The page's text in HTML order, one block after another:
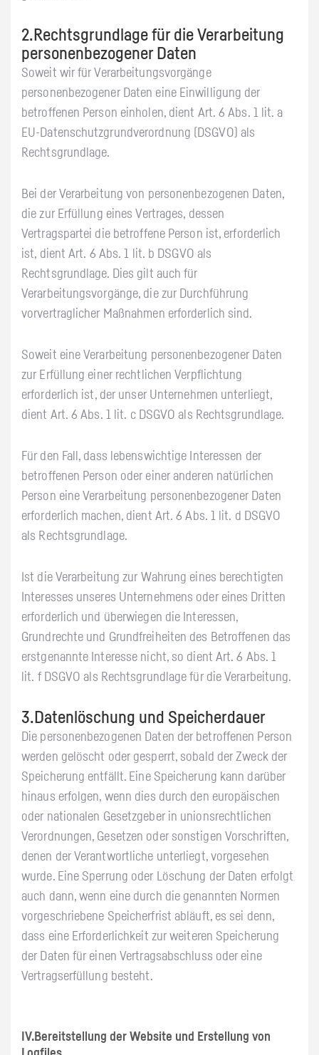
2.Rechtsgrundlage für die Verarbeitung
personenbezogener Daten
Soweit wir für Verarbeitungsvorgänge
personenbezogener Daten eine Einwilligung der
betroffenen Person einholen, dient Art. 6 Abs. 1 lit. a
EU-Datenschutzgrundverordnung (DSGVO) als
Rechtsgrundlage.
Bei der Verarbeitung von personenbezogenen Daten,
die zur Erfüllung eines Vertrages, dessen
Vertragspartei die betroffene Person ist, erforderlich
ist, dient Art. 6 Abs. 1 lit. b DSGVO als
Rechtsgrundlage. Dies gilt auch für
Verarbeitungsvorgänge, die zur Durchführung
vorvertraglicher Maßnahmen erforderlich sind.
Soweit eine Verarbeitung personenbezogener Daten
zur Erfüllung einer rechtlichen Verpflichtung
erforderlich ist, der unser Unternehmen unterliegt,
dient Art. 6 Abs. 1 lit. c DSGVO als Rechtsgrundlage.
Für den Fall, dass lebenswichtige Interessen der
betroffenen Person oder einer anderen natürlichen
Person eine Verarbeitung personenbezogener Daten
erforderlich machen, dient Art. 6 Abs. 1 lit. d DSGVO
als Rechtsgrundlage.
Ist die Verarbeitung zur Wahrung eines berechtigten
Interesses unseres Unternehmens oder eines Dritten
erforderlich und überwiegen die Interessen,
Grundrechte und Grundfreiheiten des Betroffenen das
erstgenannte Interesse nicht, so dient Art. 6 Abs. 1
lit. f DSGVO als Rechtsgrundlage für die Verarbeitung.
3.Datenlöschung und Speicherdauer
Die personenbezogenen Daten der betroffenen Person
werden gelöscht oder gesperrt, sobald der Zweck der
Speicherung entfällt. Eine Speicherung kann darüber
hinaus erfolgen, wenn dies durch den europäischen
oder nationalen Gesetzgeber in unionsrechtlichen
Verordnungen, Gesetzen oder sonstigen Vorschriften,
denen der Verantwortliche unterliegt, vorgesehen
wurde. Eine Sperrung oder Löschung der Daten erfolgt
auch dann, wenn eine durch die genannten Normen
vorgeschriebene Speicherfrist abläuft, es sei denn,
dass eine Erforderlichkeit zur weiteren Speicherung
der Daten für einen Vertragsabschluss oder eine
Vertragserfüllung besteht.
IV.Bereitstellung der Website und Erstellung von